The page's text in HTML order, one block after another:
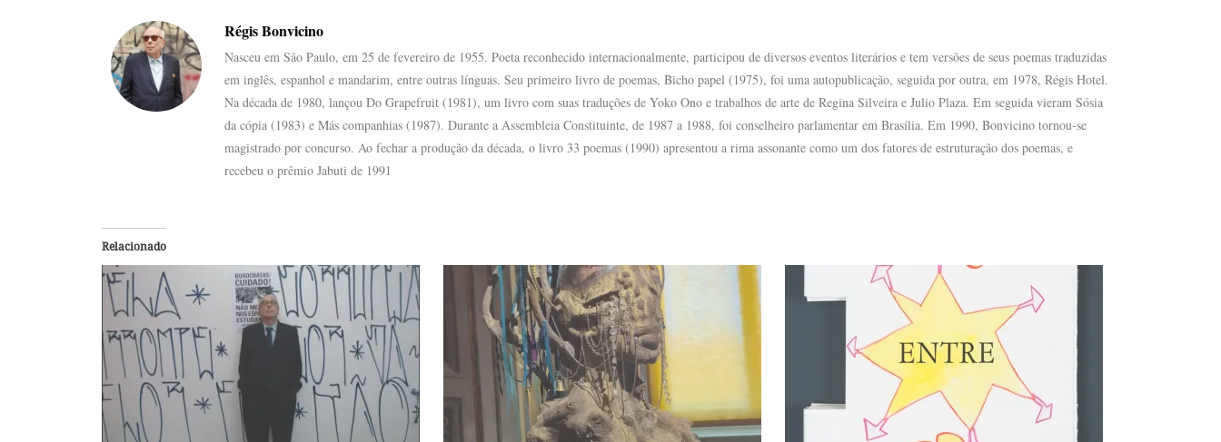
Régis Bonvicino
Nasceu em São Paulo, em 25 de fevereiro de 1955. Poeta reconhecido internacionalmente, participou de diversos eventos literários e tem versões de seus poemas traduzidas
em inglês, espanhol e mandarim, entre outras línguas. Seu primeiro livro de poemas, Bicho papel (1975), foi uma autopublicação, seguida por outra, em 1978, Régis Hotel.
Na década de 1980, lançou Do Grapefruit (1981), um livro com suas traduções de Yoko Ono e trabalhos de arte de Regina Silveira e Julio Plaza. Em seguida vieram Sósia
da cópia (1983) e Más companhias (1987). Durante a Assembleia Constituinte, de 1987 a 1988, foi conselheiro parlamentar em Brasília. Em 1990, Bonvicino tornou-se
magistrado por concurso. Ao fechar a produção da década, o livro 33 poemas (1990) apresentou a rima assonante como um dos fatores de estruturação dos poemas, e
recebeu o prêmio Jabuti de 1991
Relacionado